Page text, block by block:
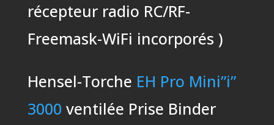
récepteur radio RC/RF-
Freemask-WiFi incorporés )
Hensel-Torche EH Pro Mini”i”
3000 ventilée Prise Binder